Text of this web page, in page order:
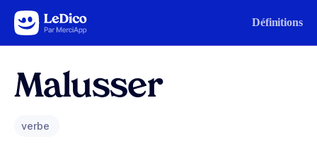
Aller au contenu Définitions
Malusser
verbe